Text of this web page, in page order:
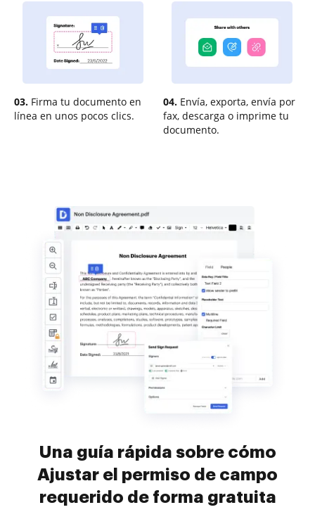
03. Firma tu documento en
línea en unos pocos clics.
04. Envía, exporta, envía por
fax, descarga o imprime tu
documento.
Una guía rápida sobre cómo
Ajustar el permiso de campo
requerido de forma gratuita